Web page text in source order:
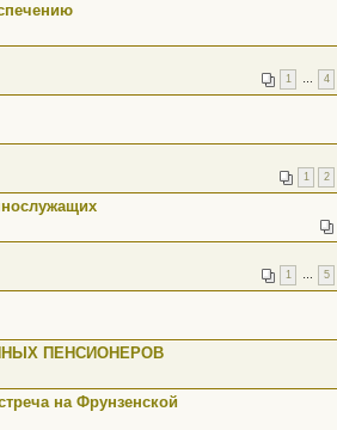
1 … 4
1 2
1 … 5
ПЕНСИОНЕРОВ
на Фрунзенской